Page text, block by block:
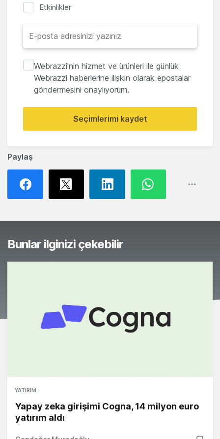
Paylaş
Etkinlikler
Webrazzi'nin hizmet ve ürünleri ile günlük
Webrazzi haberlerine ilişkin olarak epostalar
göndermesini onaylıyorum.
Seçimlerimi kaydet
Bunlar ilginizi çekebilir
YATIRIM
Yapay zeka girişimi Cogna, 14 milyon euro
yatırım aldı